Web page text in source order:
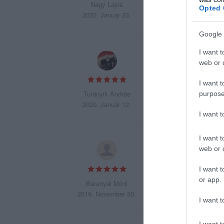
Opted
Google
I want
web or
I want
I want
I want
web or
I want
or app.
I want
Nagy Lajos
2020. Január 23.
Turányik András
2020. Január 12.
A legjobb
Baranyai Móni
2019. November 30.
Első alkalommal